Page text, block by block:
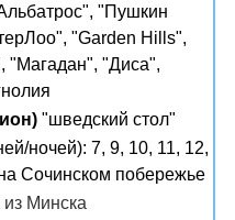
"Пушкин
"Garden Hills",
"Магадан", "Диса",
"шведский стол"
ночей): 7, 9, 10, 11, 12,
Сочинском побережье
Минска